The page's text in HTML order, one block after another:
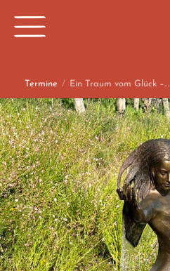
Termine / Ein Traum vom Glück –…